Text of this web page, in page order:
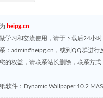
heipg.cn
学习和交流使用，请于下载后24小
：admin#heipg.cn，或到QQ群进行
的权益，请联系站长删除，联系方
软件：Dynamic Wallpaper 10.2 MAS